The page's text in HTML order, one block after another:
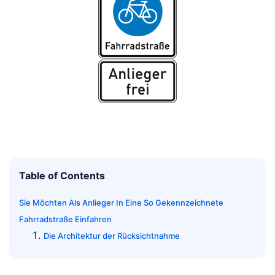
Table of Contents
Sie Möchten Als Anlieger In Eine So Gekennzeichnete
Fahrradstraße Einfahren
Die Architektur der Rücksichtnahme